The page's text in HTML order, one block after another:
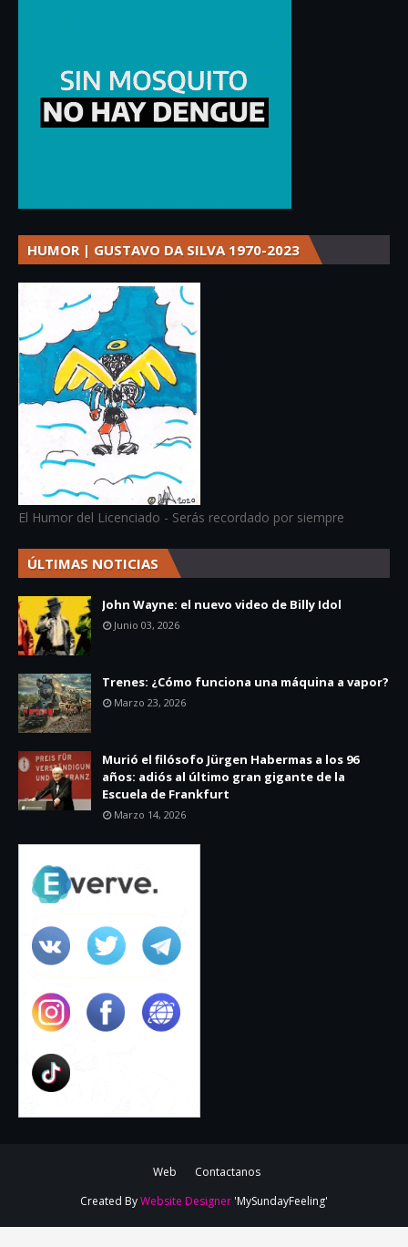
HUMOR | GUSTAVO DA SILVA 1970-2023
El Humor del Licenciado - Serás recordado por siempre
ÚLTIMAS NOTICIAS
John Wayne: el nuevo video de Billy Idol
Junio 03, 2026
Trenes: ¿Cómo funciona una máquina a vapor?
Marzo 23, 2026
Murió el filósofo Jürgen Habermas a los 96
años: adiós al último gran gigante de la
Escuela de Frankfurt
Marzo 14, 2026
Web
Contactanos
Created ByWebsite Designer 'MySundayFeeling'